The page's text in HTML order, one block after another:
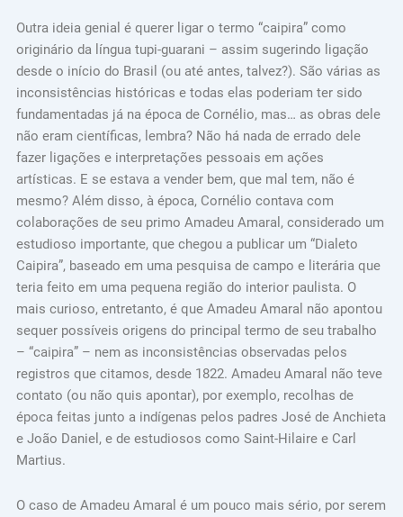
Outra ideia genial é querer ligar o termo “caipira” como
originário da língua tupi-guarani – assim sugerindo ligação
desde o início do Brasil (ou até antes, talvez?). São várias as
inconsistências históricas e todas elas poderiam ter sido
fundamentadas já na época de Cornélio, mas… as obras dele
não eram científicas, lembra? Não há nada de errado dele
fazer ligações e interpretações pessoais em ações
artísticas. E se estava a vender bem, que mal tem, não é
mesmo? Além disso, à época, Cornélio contava com
colaborações de seu primo Amadeu Amaral, considerado um
estudioso importante, que chegou a publicar um “Dialeto
Caipira”, baseado em uma pesquisa de campo e literária que
teria feito em uma pequena região do interior paulista. O
mais curioso, entretanto, é que Amadeu Amaral não apontou
sequer possíveis origens do principal termo de seu trabalho
– “caipira” – nem as inconsistências observadas pelos
registros que citamos, desde 1822. Amadeu Amaral não teve
contato (ou não quis apontar), por exemplo, recolhas de
época feitas junto a indígenas pelos padres José de Anchieta
e João Daniel, e de estudiosos como Saint-Hilaire e Carl
Martius.
O caso de Amadeu Amaral é um pouco mais sério, por serem